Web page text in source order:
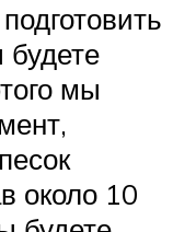
будете
мы
около 10